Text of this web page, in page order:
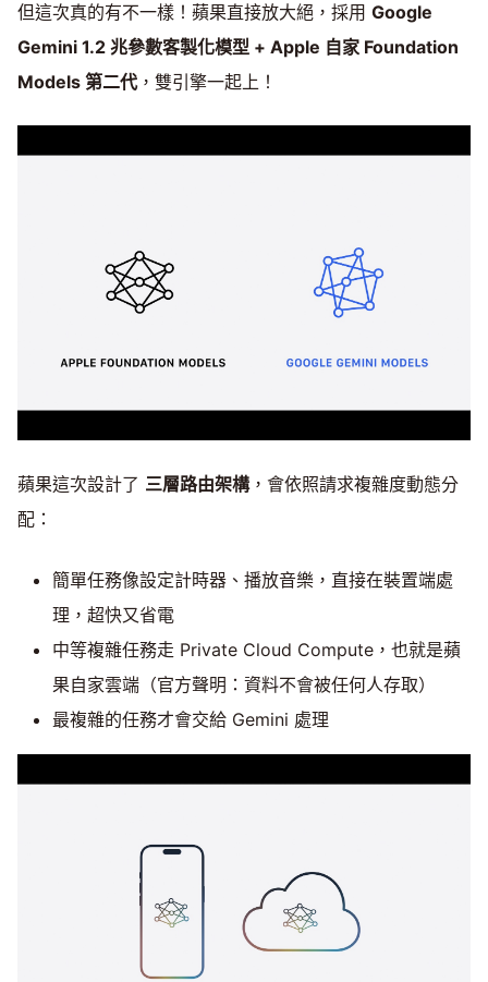
但這次真的有不一樣！蘋果直接放大絕，採用 Google
Gemini 1.2 兆參數客製化模型 + Apple 自家 Foundation
Models 第二代，雙引擎一起上！
蘋果這次設計了 三層路由架構，會依照請求複雜度動態分
配：
簡單任務像設定計時器、播放音樂，直接在裝置端處
理，超快又省電
中等複雜任務走 Private Cloud Compute，也就是蘋
果自家雲端（官方聲明：資料不會被任何人存取）
最複雜的任務才會交給 Gemini 處理